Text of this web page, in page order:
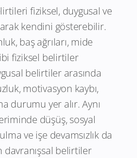
fiziksel, duygusal ve
kendini gösterebilir.
baş ağrıları, mide
fiziksel belirtiler
belirtiler arasında
motivasyon kaybı,
durumu yer alır. Aynı
düşüş, sosyal
ve işe devamsızlık da
davranışsal belirtiler